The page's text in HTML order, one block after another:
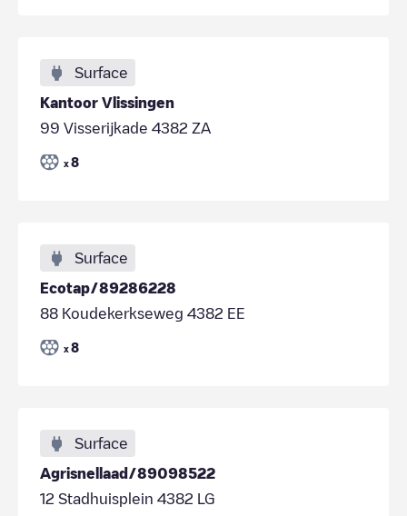
Surface
Kantoor Vlissingen
99 Visserijkade 4382 ZA
x 8
Surface
Ecotap/89286228
88 Koudekerkseweg 4382 EE
x 8
Surface
Agrisnellaad/89098522
12 Stadhuisplein 4382 LG